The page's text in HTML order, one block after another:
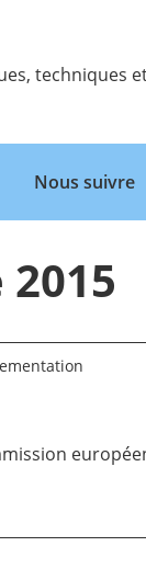
techniques
Nous suivre